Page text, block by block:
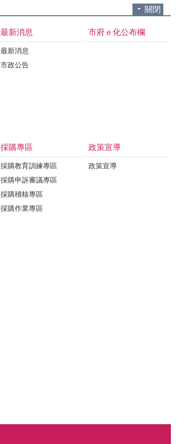
關閉
最新消息
最新消息
市政公告
市府ｅ化公布欄
採購專區
採購教育訓練專區
採購申訴審議專區
採購稽核專區
採購作業專區
政策宣導
政策宣導